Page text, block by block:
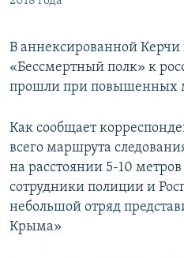
В аннексированной
«Бессмертный полк» к
прошли при повышенных
Как сообщает
всего маршрута
на расстоянии 5-10
сотрудники полиции и
небольшой отряд
Крыма»